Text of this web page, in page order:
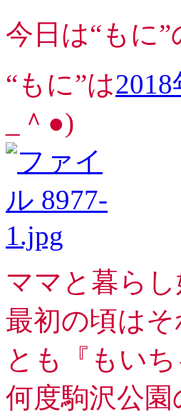
今日は“もに
“もに”は2018
_＾●)
ママと暮ら
最初の頃は
とも『もい
何度駒沢公